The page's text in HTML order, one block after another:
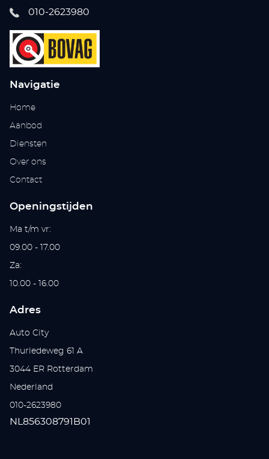
010-2623980
Navigatie
Home
Aanbod
Diensten
Over ons
Contact
Openingstijden
Ma t/m vr:
09.00 - 17.00
Za:
10.00 - 16.00
Adres
Auto City
Thurledeweg 61 A
3044 ER Rotterdam
Nederland
010-2623980
NL856308791B01